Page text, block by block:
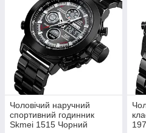
Чоловічий наручний
спортивний годинник
Skmei 1515 Чорний